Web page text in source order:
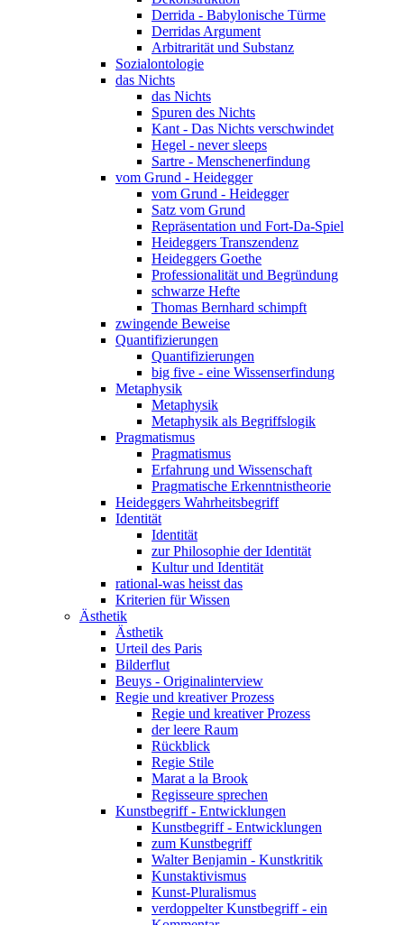
Derrida - Babylonische Türme
Derridas Argument
Arbitrarität und Substanz
Sozialontologie
das Nichts
das Nichts
Spuren des Nichts
Kant - Das Nichts verschwindet
Hegel - never sleeps
Sartre - Menschenerfindung
vom Grund - Heidegger
vom Grund - Heidegger
Satz vom Grund
Repräsentation und Fort-Da-Spiel
Heideggers Transzendenz
Heideggers Goethe
Professionalität und Begründung
schwarze Hefte
Thomas Bernhard schimpft
zwingende Beweise
Quantifizierungen
Quantifizierungen
big five - eine Wissenserfindung
Metaphysik
Metaphysik
Metaphysik als Begriffslogik
Pragmatismus
Pragmatismus
Erfahrung und Wissenschaft
Pragmatische Erkenntnistheorie
Heideggers Wahrheitsbegriff
Identität
Identität
zur Philosophie der Identität
Kultur und Identität
rational-was heisst das
Kriterien für Wissen
Ästhetik
Ästhetik
Urteil des Paris
Bilderflut
Beuys - Originalinterview
Regie und kreativer Prozess
Regie und kreativer Prozess
der leere Raum
Rückblick
Regie Stile
Marat a la Brook
Regisseure sprechen
Kunstbegriff - Entwicklungen
Kunstbegriff - Entwicklungen
zum Kunstbegriff
Walter Benjamin - Kunstkritik
Kunstaktivismus
Kunst-Pluralismus
verdoppelter Kunstbegriff - ein